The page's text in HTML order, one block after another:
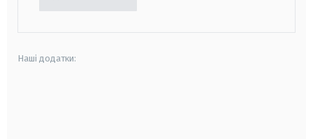
Наші додатки: